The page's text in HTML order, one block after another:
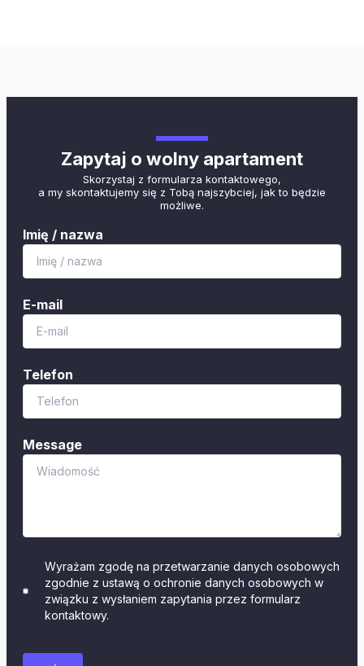
Zapytaj o wolny apartament
Skorzystaj z formularza kontaktowego,
a my skontaktujemy się z Tobą najszybciej, jak to będzie
możliwe.
Imię / nazwa
E-mail
Telefon
Message
Wyrażam zgodę na przetwarzanie danych osobowych
zgodnie z ustawą o ochronie danych osobowych w
związku z wysłaniem zapytania przez formularz
kontaktowy.